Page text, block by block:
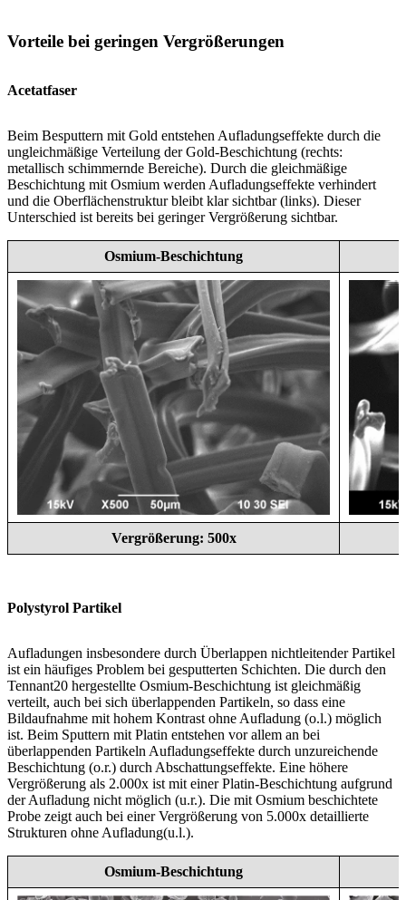
Vorteile bei geringen Vergrößerungen
Acetatfaser
Beim Besputtern mit Gold entstehen Aufladungseffekte durch die
ungleichmäßige Verteilung der Gold-Beschichtung (rechts:
metallisch schimmernde Bereiche). Durch die gleichmäßige
Beschichtung mit Osmium werden Aufladungseffekte verhindert
und die Oberflächenstruktur bleibt klar sichtbar (links). Dieser
Unterschied ist bereits bei geringer Vergrößerung sichtbar.
Osmium-Beschichtung
Vergrößerung: 500x
Polystyrol Partikel
Aufladungen insbesondere durch Überlappen nichtleitender Partikel
ist ein häufiges Problem bei gesputterten Schichten. Die durch den
Tennant20 hergestellte Osmium-Beschichtung ist gleichmäßig
verteilt, auch bei sich überlappenden Partikeln, so dass eine
Bildaufnahme mit hohem Kontrast ohne Aufladung (o.l.) möglich
ist. Beim Sputtern mit Platin entstehen vor allem an bei
überlappenden Partikeln Aufladungseffekte durch unzureichende
Beschichtung (o.r.) durch Abschattungseffekte. Eine höhere
Vergrößerung als 2.000x ist mit einer Platin-Beschichtung aufgrund
der Aufladung nicht möglich (u.r.). Die mit Osmium beschichtete
Probe zeigt auch bei einer Vergrößerung von 5.000x detaillierte
Strukturen ohne Aufladung(u.l.).
Osmium-Beschichtung